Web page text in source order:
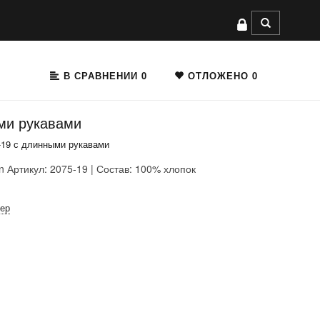
В СРАВНЕНИИ 0 ОТЛОЖЕНО 0
рукавами
с длинными рукавами
Артикул: 2075-19 | Состав: 100% хлопок